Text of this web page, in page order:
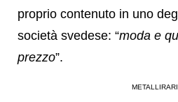
proprio contenuto in uno
società svedese: “moda e
prezzo”.